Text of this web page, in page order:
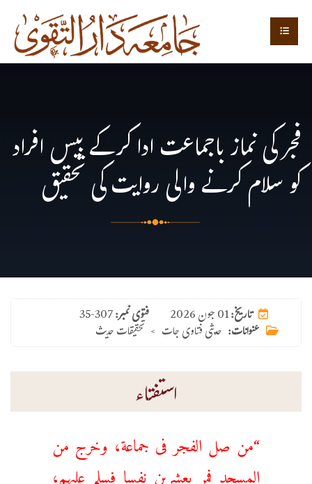
فجر کی نماز باجماعت ادا کرکے بیس افراد
کو سلام کرنے والی روایت کی تحقیق
فتوی نمبر:35-307 تاریخ:01 جون 2026
عنوانات: حدیثی فتاوی جات > تحقیقات حدیث
استفتاء
“من صل الفجر فى جماعة، وخرج من
المسجد فمر بعشرين نفسا فسلم عليهم،